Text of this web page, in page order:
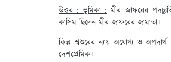
উত্তর : ভূমিকা :মীর জাফরের
কাসিম ছিলেন মীর জাফরের জামাতা।
কিন্তু শ্বশুরের ন্যায় অযোগ্য ও অপদার্থ
দেশপ্রেমিক।